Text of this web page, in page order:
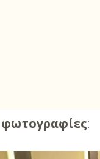
φωτογραφίες: